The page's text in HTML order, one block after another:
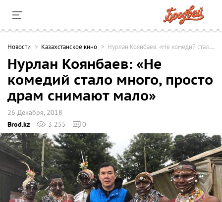
Новости Казахстанское кино Нурлан Коянбаев: «Не комедий стало много, просто драм снимают мало»
Нурлан Коянбаев: «Не
комедий стало много, просто
драм снимают мало»
26 Декабря, 2018
Brod.kz
3 255 0